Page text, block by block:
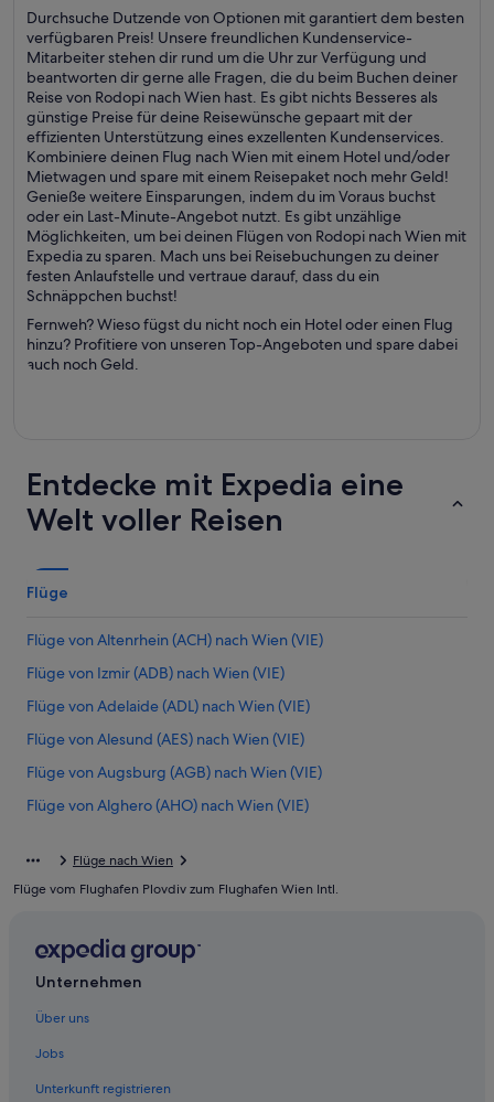
Durchsuche Dutzende von Optionen mit garantiert dem besten
verfügbaren Preis! Unsere freundlichen Kundenservice-
Mitarbeiter stehen dir rund um die Uhr zur Verfügung und
beantworten dir gerne alle Fragen, die du beim Buchen deiner
Reise von Rodopi nach Wien hast. Es gibt nichts Besseres als
günstige Preise für deine Reisewünsche gepaart mit der
effizienten Unterstützung eines exzellenten Kundenservices.
Kombiniere deinen Flug nach Wien mit einem Hotel und/oder
Mietwagen und spare mit einem Reisepaket noch mehr Geld!
Genieße weitere Einsparungen, indem du im Voraus buchst
oder ein Last-Minute-Angebot nutzt. Es gibt unzählige
Möglichkeiten, um bei deinen Flügen von Rodopi nach Wien mit
Expedia zu sparen. Mach uns bei Reisebuchungen zu deiner
festen Anlaufstelle und vertraue darauf, dass du ein
Schnäppchen buchst!
Fernweh? Wieso fügst du nicht noch ein Hotel oder einen Flug
hinzu? Profitiere von unseren Top-Angeboten und spare dabei
auch noch Geld.
Entdecke mit Expedia eine
Welt voller Reisen
Flüge
Flüge von Altenrhein (ACH) nach Wien (VIE)
Flüge von Izmir (ADB) nach Wien (VIE)
Flüge von Adelaide (ADL) nach Wien (VIE)
Flüge von Alesund (AES) nach Wien (VIE)
Flüge von Augsburg (AGB) nach Wien (VIE)
Flüge von Alghero (AHO) nach Wien (VIE)
Flüge von Amsterdam (AMS) nach Wien (VIE)
Flüge von Appleton (ATW) nach Wien (VIE)
Flüge nach Wien
Flüge vom Flughafen Plovdiv zum Flughafen Wien Intl.
Unternehmen
Über uns
Jobs
Unterkunft registrieren